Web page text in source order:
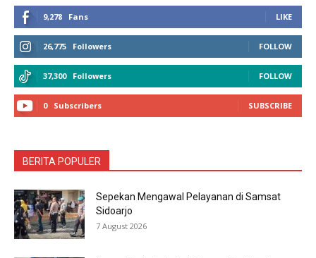
9,278 Fans LIKE
26,775 Followers FOLLOW
37,300 Followers FOLLOW
0 Subscribers SUBSCRIBE
BERITA POPULER
Sepekan Mengawal Pelayanan di Samsat
Sidoarjo
7 August 2026